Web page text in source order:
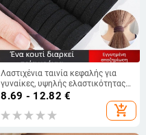
Λαστιχένια ταινία κεφαλής για
γυναίκες, υψηλής ελαστικότητας
και ανθεκτικότητας, Internet
Celebrous χοντρό σχοινί μαλλιών,
απλό σχοινί μαλλιών, μαύρο
8.69 - 12.82 €
add_shopping_cart